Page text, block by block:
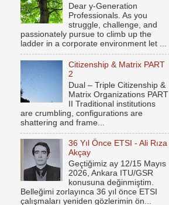
Dear y-Generation
Professionals. As you
struggle, challenge, and
passionately pursue to climb up the
ladder in a corporate environment let ...
Citizenship & Matrix PART
2
Dual – Triple Citizenship &
Matrix Organizations PART
II Traditional institutions
are crumbling, configurations are
shattering and frame...
36 Yıl Önce ETSI - Ali Rıza
Akçay
Geçtiğimiz ay 12/15 Mayıs
2026, Ankara ITU/GSR
konusuna değinmiştim.
Belleğimi zorlayınca 36 yıl önce ETSI
çalışmaları yeniden gözlerimin ön...